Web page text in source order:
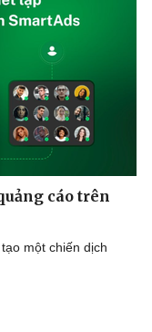
cáo trên
một chiến dịch